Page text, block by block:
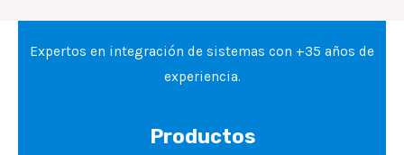
Expertos en integración de sistemas con +35 años de
experiencia.
Productos